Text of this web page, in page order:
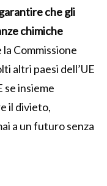
che gli
chimiche
la Commissione
altri paesi dell’UE
se insieme
il divieto,
a un futuro senza